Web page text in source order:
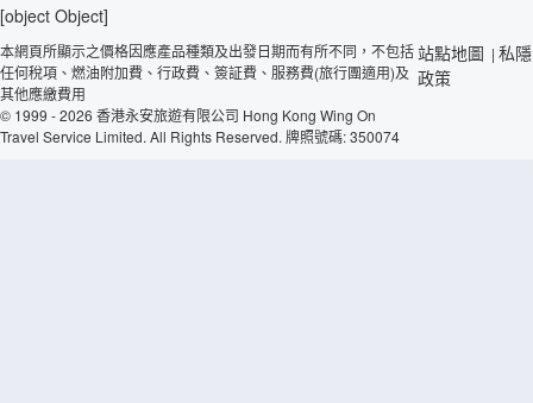
[object Object]
本網頁所顯示之價格因應產品種類及出發日期而有所不同，不包括
任何稅項、燃油附加費、行政費、簽証費、服務費(旅行團適用)及
其他應繳費用
© 1999 - 2026 香港永安旅遊有限公司 Hong Kong Wing On
Travel Service Limited. All Rights Reserved. 牌照號碼: 350074
站點地圖 | 私隱
政策